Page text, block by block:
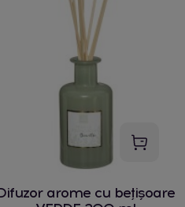
arome cu bețișoare